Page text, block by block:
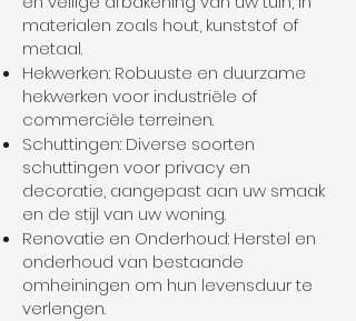
materialen zoals hout, kunststof of
metaal.
Hekwerken: Robuuste en duurzame
hekwerken voor industriële of
commerciële terreinen.
Schuttingen: Diverse soorten
schuttingen voor privacy en
decoratie, aangepast aan uw smaak
en de stijl van uw woning.
Renovatie en Onderhoud: Herstel en
onderhoud van bestaande
omheiningen om hun levensduur te
verlengen.